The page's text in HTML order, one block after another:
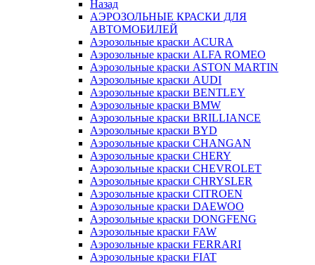
Назад
АЭРОЗОЛЬНЫЕ КРАСКИ ДЛЯ
АВТОМОБИЛЕЙ
Аэрозольные краски ACURA
Аэрозольные краски ALFA ROMEO
Аэрозольные краски ASTON MARTIN
Аэрозольные краски AUDI
Аэрозольные краски BENTLEY
Аэрозольные краски BMW
Аэрозольные краски BRILLIANCE
Аэрозольные краски BYD
Аэрозольные краски CHANGAN
Аэрозольные краски CHERY
Аэрозольные краски CHEVROLET
Аэрозольные краски CHRYSLER
Аэрозольные краски CITROEN
Аэрозольные краски DAEWOO
Аэрозольные краски DONGFENG
Аэрозольные краски FAW
Аэрозольные краски FERRARI
Аэрозольные краски FIAT